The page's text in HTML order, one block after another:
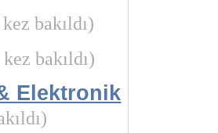
kez bakıldı)
kez bakıldı)
Elektronik